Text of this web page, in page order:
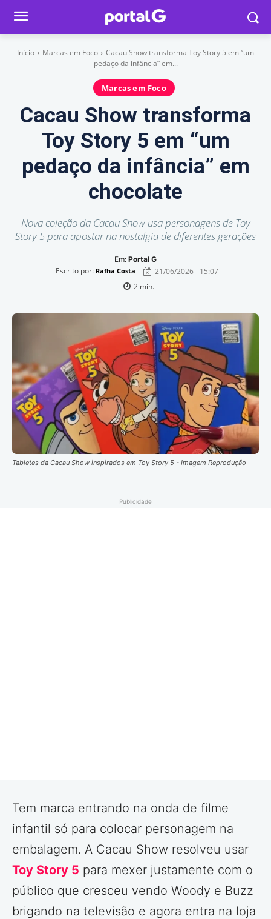
Início Marcas em Foco
Cacau Show transforma Toy Story 5 em “um
pedaço da infância” em...
Marcas em Foco
Cacau Show transforma
Toy Story 5 em “um
pedaço da infância” em
chocolate
Nova coleção da Cacau Show usa personagens de Toy
Story 5 para apostar na nostalgia de diferentes gerações
Em: Portal G
Escrito por: Rafha Costa
21/06/2026 - 15:07
2min.
Tabletes da Cacau Show inspirados em Toy Story 5 - Imagem Reprodução
Publicidade
Tem marca entrando na onda de filme
infantil só para colocar personagem na
embalagem. A Cacau Show resolveu usar
Toy Story 5 para mexer justamente com o
público que cresceu vendo Woody e Buzz
brigando na televisão e agora entra na loja